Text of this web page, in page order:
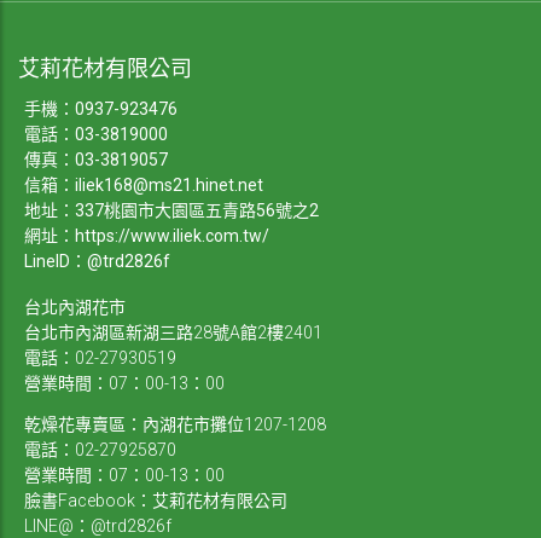
艾莉花材有限公司
手機： 0937-923476
電話： 03-3819000
傳真：03-3819057
信箱： iliek168@ms21.hinet.net
地址：337桃園市大園區五青路56號之2
網址： https://www.iliek.com.tw/
LineID：@trd2826f
台北內湖花市
台北市內湖區新湖三路28號A館2樓2401
電話：02-27930519
營業時間：07：00-13：00
乾燥花專賣區：內湖花市攤位1207-1208
電話：02-27925870
營業時間：07：00-13：00
臉書Facebook：艾莉花材有限公司
LINE@：@trd2826f